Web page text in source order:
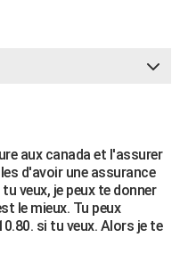
aux canada et l'assurer
d'avoir une assurance
veux, je peux te donner
le mieux. Tu peux
si tu veux. Alors je te